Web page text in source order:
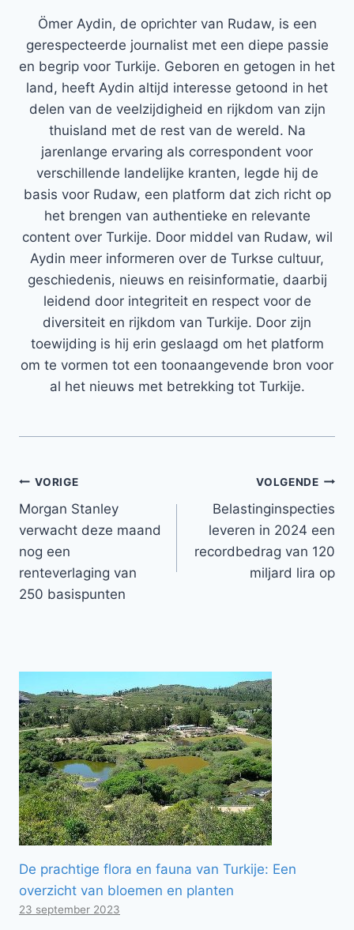
Ömer Aydin, de oprichter van Rudaw, is een
gerespecteerde journalist met een diepe passie
en begrip voor Turkije. Geboren en getogen in het
land, heeft Aydin altijd interesse getoond in het
delen van de veelzijdigheid en rijkdom van zijn
thuisland met de rest van de wereld. Na
jarenlange ervaring als correspondent voor
verschillende landelijke kranten, legde hij de
basis voor Rudaw, een platform dat zich richt op
het brengen van authentieke en relevante
content over Turkije. Door middel van Rudaw, wil
Aydin meer informeren over de Turkse cultuur,
geschiedenis, nieuws en reisinformatie, daarbij
leidend door integriteit en respect voor de
diversiteit en rijkdom van Turkije. Door zijn
toewijding is hij erin geslaagd om het platform
om te vormen tot een toonaangevende bron voor
al het nieuws met betrekking tot Turkije.
Bericht
navigatie
VORIGE
Morgan Stanley
verwacht deze maand
nog een
renteverlaging van
250 basispunten
VOLGENDE
Belastinginspecties
leveren in 2024 een
recordbedrag van 120
miljard lira op
De prachtige flora en fauna van Turkije: Een
overzicht van bloemen en planten
23 september 2023